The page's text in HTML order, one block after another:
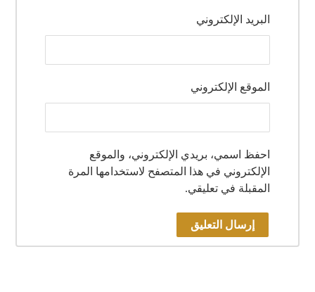
البريد الإلكتروني
الموقع الإلكتروني
احفظ اسمي، بريدي الإلكتروني، والموقع
الإلكتروني في هذا المتصفح لاستخدامها المرة
المقبلة في تعليقي.